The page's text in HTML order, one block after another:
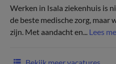
Werken in Isala ziekenhuis is
de beste medische zorg, maar
zijn. Met aandacht en... Lees